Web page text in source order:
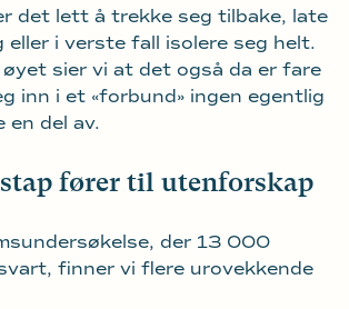
det lett å trekke seg tilbake, late
eller i verste fall isolere seg helt.
sier vi at det også da er fare
inn i et «forbund» ingen egentlig
del av.
fører til utenforskap
der 13 000
finner vi flere urovekkende